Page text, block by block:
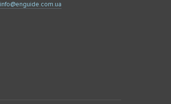
info@enguide.com.ua